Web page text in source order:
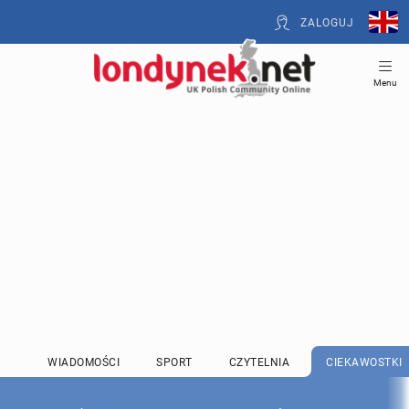
ZALOGUJ
Menu
WIADOMOŚCI SPORT CZYTELNIA CIEKAWOSTKI